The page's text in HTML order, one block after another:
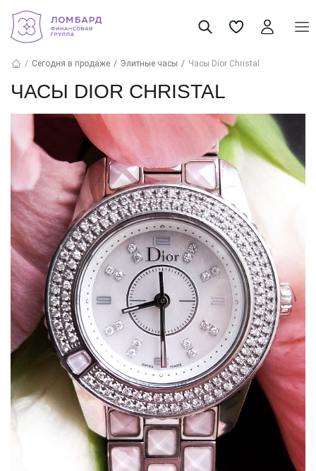
Сегодня в продаже Элитные часы Часы Dior Christal
ЧАСЫ DIOR CHRISTAL